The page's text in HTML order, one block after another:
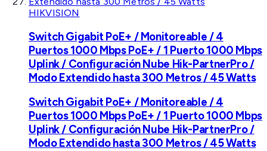
HIKVISION
Switch Gigabit PoE+ / Monitoreable / 4
Puertos 1000 Mbps PoE+ / 1 Puerto 1000 Mbps
Uplink / Configuración Nube Hik-PartnerPro /
Modo Extendido hasta 300 Metros / 45 Watts
Switch Gigabit PoE+ / Monitoreable / 4
Puertos 1000 Mbps PoE+ / 1 Puerto 1000 Mbps
Uplink / Configuración Nube Hik-PartnerPro /
Modo Extendido hasta 300 Metros / 45 Watts